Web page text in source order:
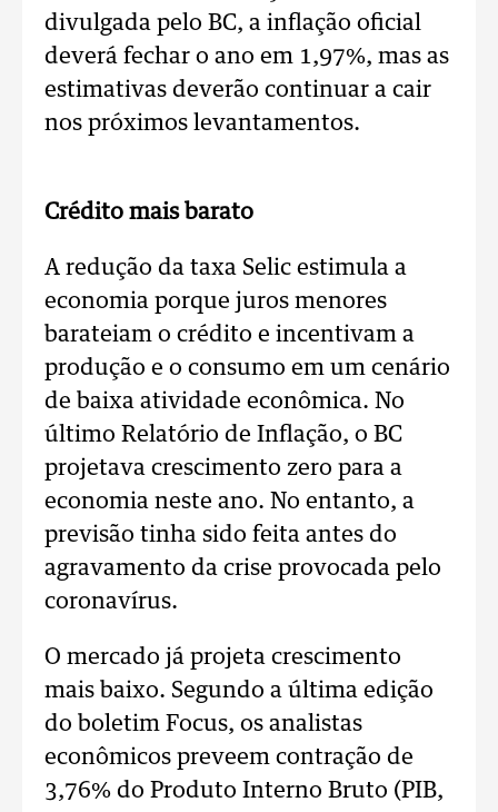
divulgada pelo BC, a inflação oficial
deverá fechar o ano em 1,97%, mas as
estimativas deverão continuar a cair
nos próximos levantamentos.
Crédito mais barato
A redução da taxa Selic estimula a
economia porque juros menores
barateiam o crédito e incentivam a
produção e o consumo em um cenário
de baixa atividade econômica. No
último Relatório de Inflação, o BC
projetava crescimento zero para a
economia neste ano. No entanto, a
previsão tinha sido feita antes do
agravamento da crise provocada pelo
coronavírus.
O mercado já projeta crescimento
mais baixo. Segundo a última edição
do boletim Focus, os analistas
econômicos preveem contração de
3,76% do Produto Interno Bruto (PIB,